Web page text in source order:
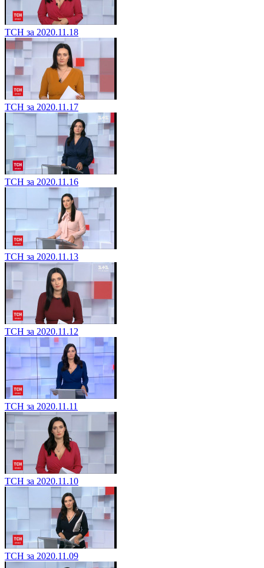
ТСН за 2020.11.18
ТСН за 2020.11.17
ТСН за 2020.11.16
ТСН за 2020.11.13
ТСН за 2020.11.12
ТСН за 2020.11.11
ТСН за 2020.11.10
ТСН за 2020.11.09